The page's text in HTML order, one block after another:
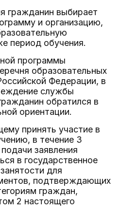
гражданин выбирает
и организацию,
период обучения.
программы
образовательных
Федерации, в
службы
обратился в
ориентации.
принять участие в
в течение 3
заявления
в государственное
для
подтверждающих
граждан,
2 настоящего